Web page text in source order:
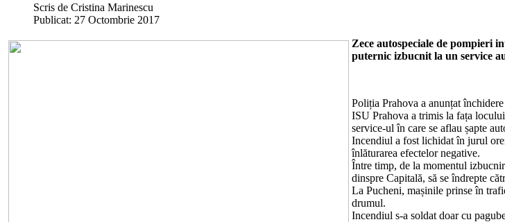
Scris de Cristina Marinescu
Publicat: 27 Octombrie 2017
Zece autospeciale de pompieri
puternic izbucnit la un service
Poliția Prahova a anunțat
ISU Prahova a trimis la fața
service-ul în care se aflau șapte
Incendiul a fost lichidat în jurul
înlăturarea efectelor negative.
Între timp, de la momentul
dinspre Capitală, să se îndrepte
La Pucheni, mașinile prinse în
drumul.
Incendiul s-a soldat doar cu